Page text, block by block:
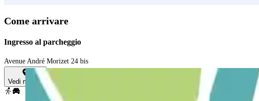
Come arrivare
Ingresso al parcheggio
Avenue André Morizet 24 bis
Vedi mappa